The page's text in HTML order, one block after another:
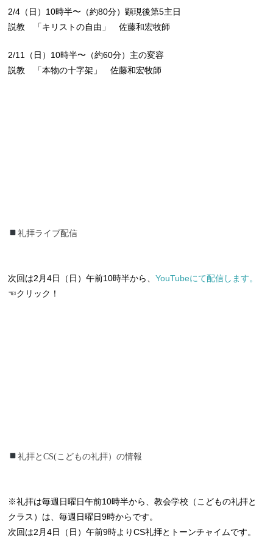
2/4（日）10時半〜（約80分）顕現後第5主日
説教 「キリストの自由」 佐藤和宏牧師
2/11（日）10時半〜（約60分）主の変容
説教 「本物の十字架」 佐藤和宏牧師
礼拝ライブ配信
次回は2月4日（日）午前10時半から、YouTubeにて配信します。
☜クリック！
礼拝とCS(こどもの礼拝）の情報
※礼拝は毎週日曜日午前10時半から、教会学校（こどもの礼拝と
クラス）は、毎週日曜日9時からです。
次回は2月4日（日）午前9時よりCS礼拝とトーンチャイムです。